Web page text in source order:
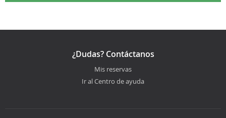
¿Dudas? Contáctanos
Mis reservas
Ir al Centro de ayuda